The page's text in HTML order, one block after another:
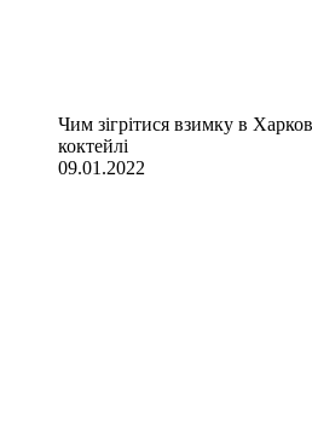
Чим зігрітися взимку в
коктейлі
09.01.2022